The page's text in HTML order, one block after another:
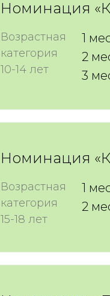
Номинация
Возрастная
категория
10-14 лет
1
2
3
Номинация
Возрастная
категория
15-18 лет
1
2